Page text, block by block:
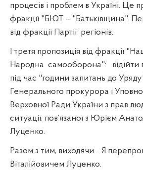
процесів і проблем в Україні. Це
фракції "БЮТ – "Батьківщина".
від фракції Партії регіонів.
І третя пропозиція від фракції
Народна самооборона":
відійти
під час "години запитань до
Генерального прокурора і
Верховної Ради України з прав
ситуації, пов’язаної з Юрієм
Луценко.
Разом з тим, виходячи… Я
Віталійовичем Луценко.